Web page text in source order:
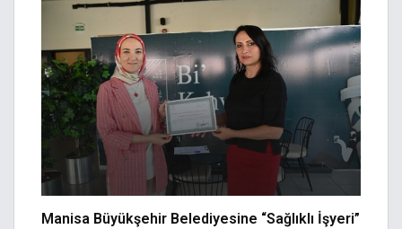
Manisa Büyükşehir Belediyesine “Sağlıklı İşyeri”